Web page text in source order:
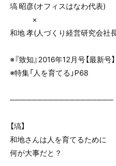
塙 昭彦(オフィスはなわ代表)
×
和地 孝(人づくり経営研究会社
※『致知』2016年12月号【最新号】
※特集「人を育てる」P68
───────────────────
【塙】
和地さんは人を育てるために
何が大事だと？